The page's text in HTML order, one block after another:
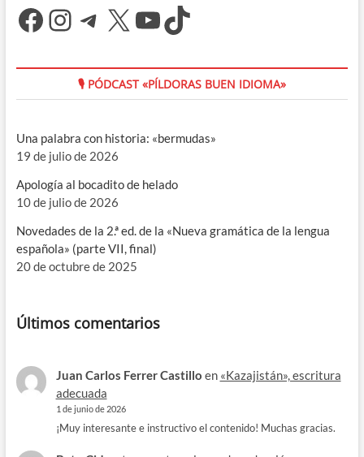
Facebook
Instagram
Telegram
X YouTube
TikTok
🎙 PÓDCAST «PÍLDORAS BUEN IDIOMA»
Una palabra con historia: «bermudas»
19 de julio de 2026
Apología al bocadito de helado
10 de julio de 2026
Novedades de la 2.ª ed. de la «Nueva gramática de la lengua
española» (parte VII, final)
20 de octubre de 2025
Últimos comentarios
Juan Carlos Ferrer Castillo en «Kazajistán», escritura
adecuada
1 de junio de 2026
¡Muy interesante e instructivo el contenido! Muchas gracias.